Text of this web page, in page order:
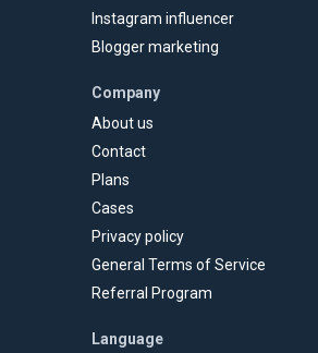
Instagram influencer
Blogger marketing
Company
About us
Contact
Plans
Cases
Privacy policy
General Terms of Service
Referral Program
Language